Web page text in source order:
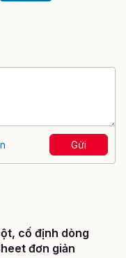
Gửi
cố định dòng
đơn giản